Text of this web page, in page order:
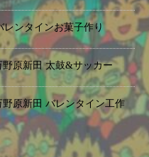
レンタインお菓子作り
野原新田 太鼓&サッカー
原新田 バレンタイン工作